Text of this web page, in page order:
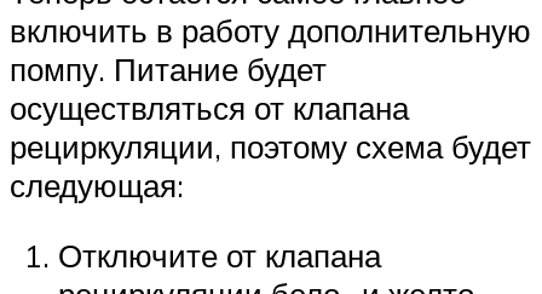
включить в работу дополнительную
помпу. Питание будет
осуществляться от клапана
рециркуляции, поэтому схема будет
следующая:
Отключите от клапана